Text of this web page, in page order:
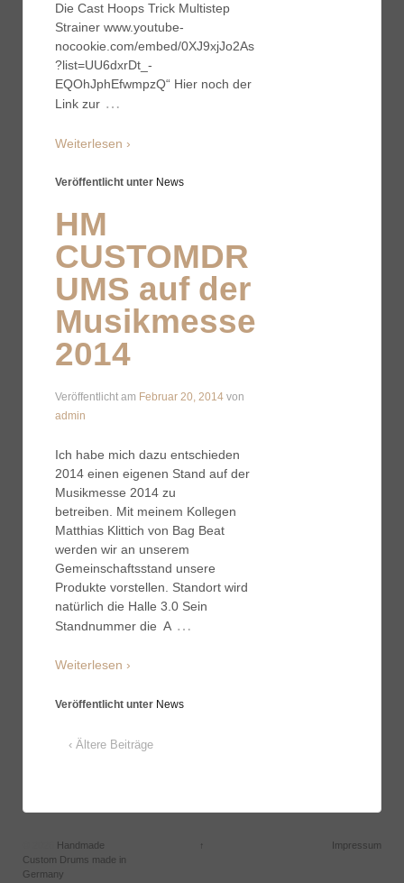
Die Cast Hoops Trick Multistep
Strainer www.youtube-
nocookie.com/embed/0XJ9xjJo2As
?list=UU6dxrDt_-
EQOhJphEfwmpzQ“ Hier noch der
Link zur …
Weiterlesen ›
Veröffentlicht unter News
HM
CUSTOMDR
UMS auf der
Musikmesse
2014
Veröffentlicht am Februar 20, 2014 von
admin
Ich habe mich dazu entschieden
2014 einen eigenen Stand auf der
Musikmesse 2014 zu
betreiben. Mit meinem Kollegen
Matthias Klittich von Bag Beat
werden wir an unserem
Gemeinschaftsstand unsere
Produkte vorstellen. Standort wird
natürlich die Halle 3.0 Sein
Standnummer die A …
Weiterlesen ›
Veröffentlicht unter News
‹ Ältere Beiträge
Handmade
Custom Drums made in
Germany
↑ Impressum